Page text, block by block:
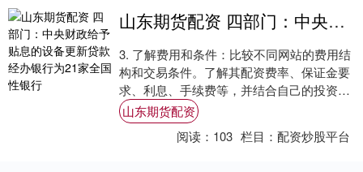
山东期货配资 四部门：中央财政给予贴息的设备更新贷款经办银行为21家全国性银行
3. 了解费用和条件：比较不同网站的费用结
构和交易条件。了解其配资费率、保证金要
求、利息、手续费等，并结合自己的投资需
求和风险承受能力选择适合自己的网站。 讯
山....
山东期货配资
阅读： 103 栏目：配资炒股平台